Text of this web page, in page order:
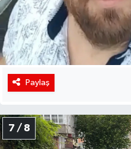
Paylaş
7 / 8